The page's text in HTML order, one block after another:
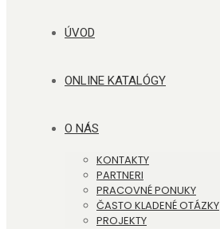
ÚVOD
ONLINE KATALÓGY
O NÁS
KONTAKTY
PARTNERI
PRACOVNÉ PONUKY
ČASTO KLADENÉ OTÁZKY
PROJEKTY